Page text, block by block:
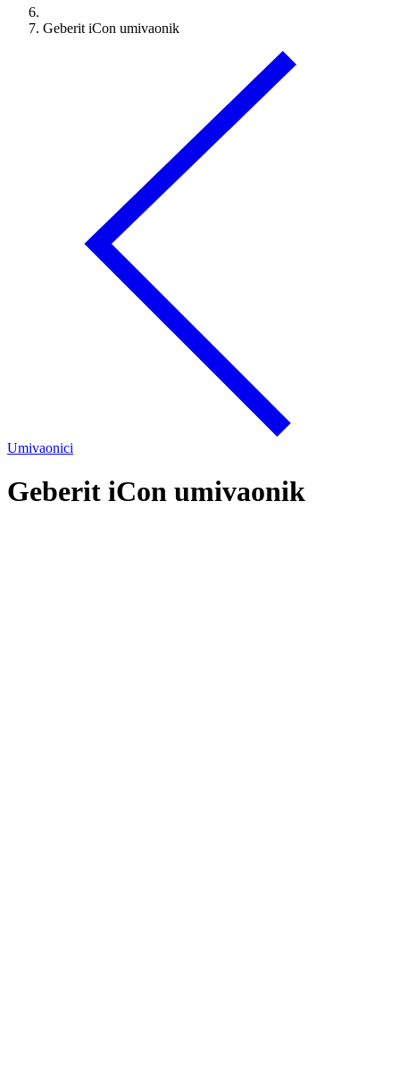
Geberit iCon umivaonik
Umivaonici
Geberit iCon umivaonik